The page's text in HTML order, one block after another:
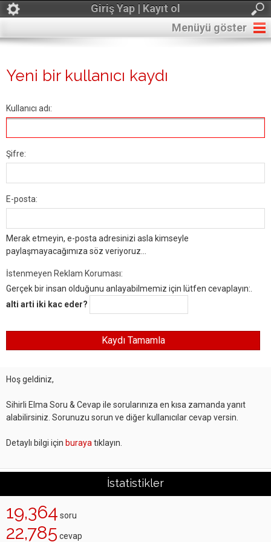
Giriş Yap | Kayıt ol
Menüyü göster
Yeni bir kullanıcı kaydı
Kullanıcı adı:
Şifre:
E-posta:
Merak etmeyin, e-posta adresinizi asla kimseyle
paylaşmayacağımıza söz veriyoruz...
İstenmeyen Reklam Koruması:
Gerçek bir insan olduğunu anlayabilmemiz için lütfen cevaplayın:.
alti arti iki kac eder?
Hoş geldiniz,
Sihirli Elma Soru & Cevap ile sorularınıza en kısa zamanda yanıt
alabilirsiniz. Sorunuzu sorun ve diğer kullanıcılar cevap versin.
Detaylı bilgi için buraya tıklayın.
İstatistikler
19,364 soru
22,785 cevap